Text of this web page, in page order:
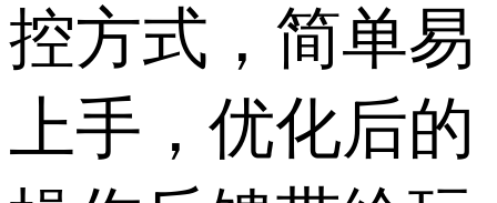
控方式，简单易
上手，优化后的